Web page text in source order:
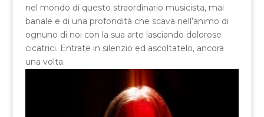
nel mondo di questo straordinario musicista, mai
banale e di una profondità che scava nell’animo di
ognuno di noi con la sua arte lasciando dolorose
cicatrici. Entrate in silenzio ed ascoltatelo, ancora
una volta.